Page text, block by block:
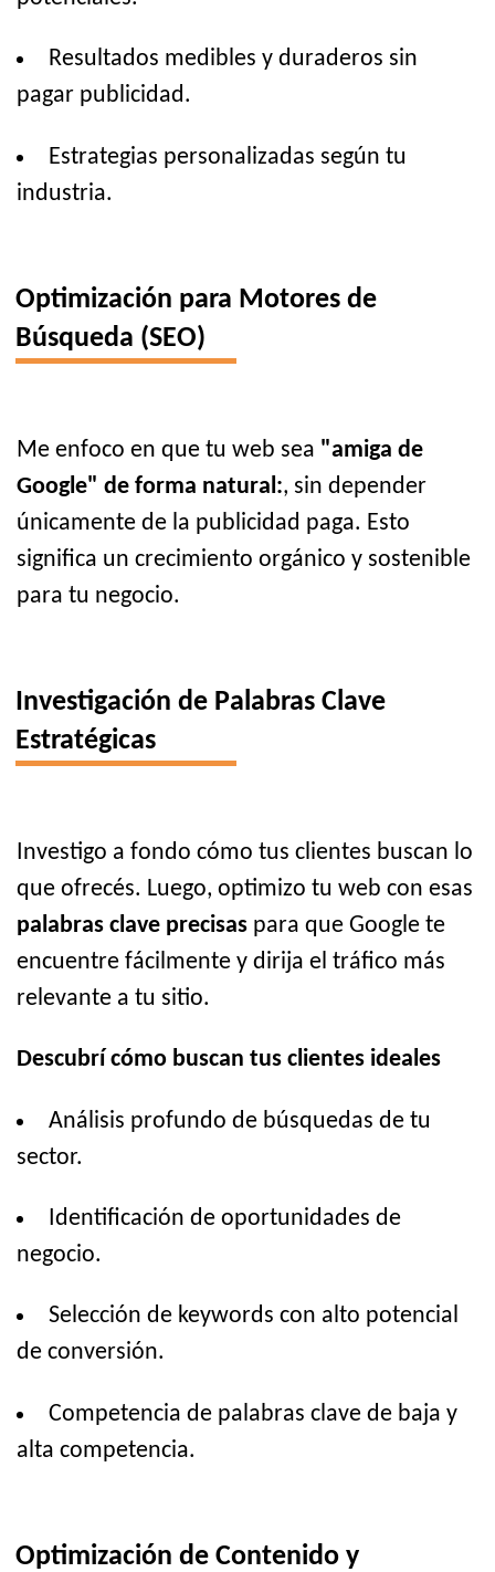
Resultados medibles y duraderos sin
pagar publicidad.
Estrategias personalizadas según tu
industria.
Optimización para Motores de
Búsqueda (SEO)
Me enfoco en que tu web sea "amiga de
Google" de forma natural:, sin depender
únicamente de la publicidad paga. Esto
significa un crecimiento orgánico y sostenible
para tu negocio.
Investigación de Palabras Clave
Estratégicas
Investigo a fondo cómo tus clientes buscan lo
que ofrecés. Luego, optimizo tu web con esas
palabras clave precisas para que Google te
encuentre fácilmente y dirija el tráfico más
relevante a tu sitio.
Descubrí cómo buscan tus clientes ideales
Análisis profundo de búsquedas de tu
sector.
Identificación de oportunidades de
negocio.
Selección de keywords con alto potencial
de conversión.
Competencia de palabras clave de baja y
alta competencia.
Optimización de Contenido y